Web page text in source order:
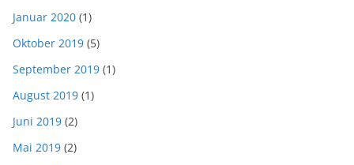
Januar 2020 (1)
Oktober 2019 (5)
September 2019 (1)
August 2019 (1)
Juni 2019 (2)
Mai 2019 (2)